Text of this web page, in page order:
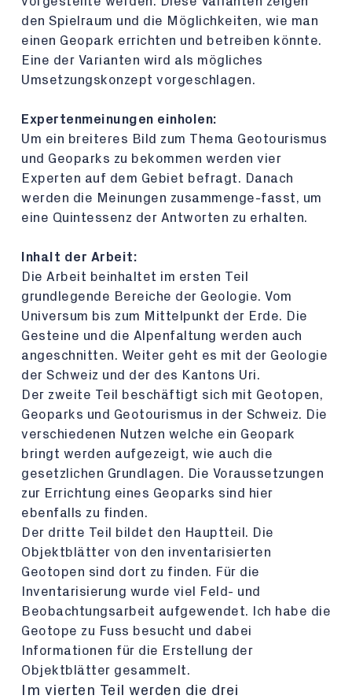
den Spielraum und die Möglichkeiten, wie man
einen Geopark errichten und betreiben könnte.
Eine der Varianten wird als mögliches
Umsetzungskonzept vorgeschlagen.
Expertenmeinungen einholen:
Um ein breiteres Bild zum Thema Geotourismus
und Geoparks zu bekommen werden vier
Experten auf dem Gebiet befragt. Danach
werden die Meinungen zusammenge-fasst, um
eine Quintessenz der Antworten zu erhalten.
Inhalt der Arbeit:
Die Arbeit beinhaltet im ersten Teil
grundlegende Bereiche der Geologie. Vom
Universum bis zum Mittelpunkt der Erde. Die
Gesteine und die Alpenfaltung werden auch
angeschnitten. Weiter geht es mit der Geologie
der Schweiz und der des Kantons Uri.
Der zweite Teil beschäftigt sich mit Geotopen,
Geoparks und Geotourismus in der Schweiz. Die
verschiedenen Nutzen welche ein Geopark
bringt werden aufgezeigt, wie auch die
gesetzlichen Grundlagen. Die Voraussetzungen
zur Errichtung eines Geoparks sind hier
ebenfalls zu finden.
Der dritte Teil bildet den Hauptteil. Die
Objektblätter von den inventarisierten
Geotopen sind dort zu finden. Für die
Inventarisierung wurde viel Feld- und
Beobachtungsarbeit aufgewendet. Ich habe die
Geotope zu Fuss besucht und dabei
Informationen für die Erstellung der
Objektblätter gesammelt.
Im vierten Teil werden die drei